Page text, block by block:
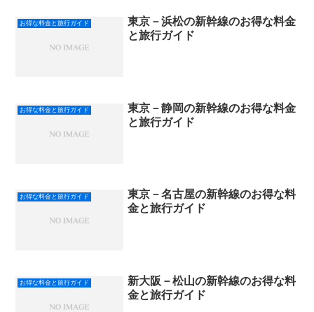
お得な料金と旅行ガイド
東京－浜松の新幹線のお得な料金
と旅行ガイド
お得な料金と旅行ガイド
東京－静岡の新幹線のお得な料金
と旅行ガイド
お得な料金と旅行ガイド
東京－名古屋の新幹線のお得な料
金と旅行ガイド
お得な料金と旅行ガイド
新大阪－松山の新幹線のお得な料
金と旅行ガイド